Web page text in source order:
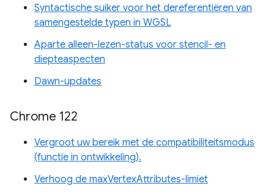
Syntactische suiker voor het dereferentiëren van
samengestelde typen in WGSL
Aparte alleen-lezen-status voor stencil- en
diepteaspecten
Dawn-updates
Chrome 122
Vergroot uw bereik met de compatibiliteitsmodus
(functie in ontwikkeling).
Verhoog de maxVertexAttributes-limiet